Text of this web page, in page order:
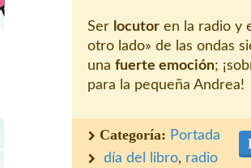
Ser locutor en la radio y
otro lado» de las ondas
una fuerte emoción;
para la pequeña Andrea!
Categoría: Portada
día del libro, radio